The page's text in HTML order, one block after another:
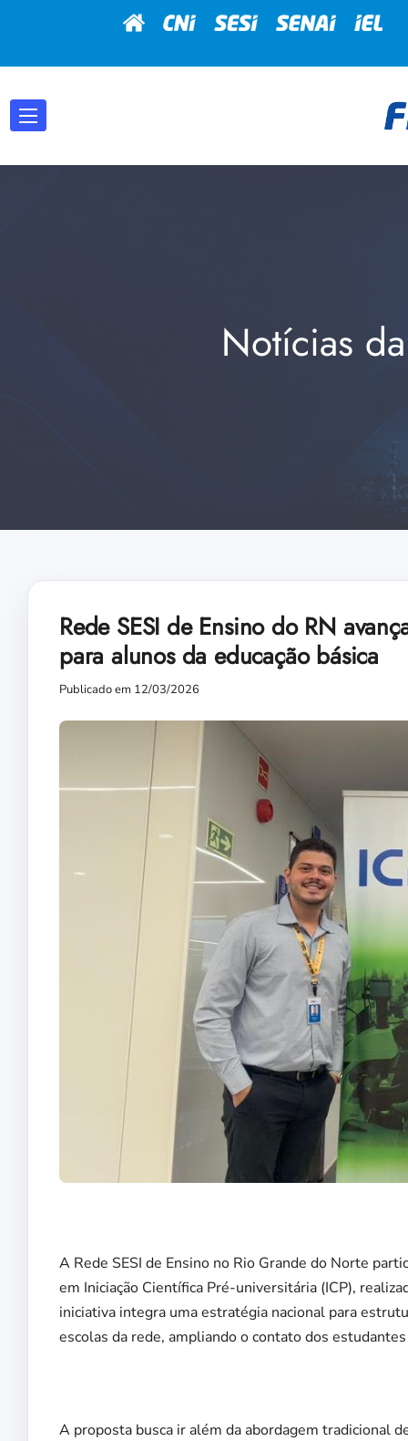
Notícias
Rede SESI de Ensino do RN
para alunos da educação básica
Publicado em 12/03/2026
A Rede SESI de Ensino no Rio Grande do Norte
em Iniciação Científica Pré-universitária (ICP),
iniciativa integra uma estratégia nacional para
escolas da rede, ampliando o contato dos
A proposta busca ir além da abordagem tradicional